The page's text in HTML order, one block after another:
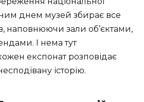
днем музей збирає все
наповнюючи зали об’єктами,
І нема тут
експонат розповідає
історію.